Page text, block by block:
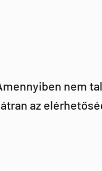
nem
az